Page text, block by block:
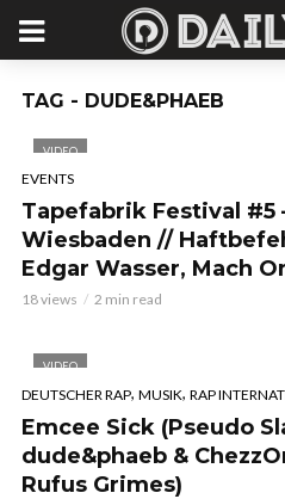
TAG - DUDE&PHAEB
VIDEO
EVENTS
Tapefabrik Festival #5
Wiesbaden //
Edgar Wasser, Mach
18 views 2 min read
VIDEO
DEUTSCHER RAP, MUSIK, RAP
Emcee Sick (Pseudo
dude&phaeb &
Rufus Grimes)